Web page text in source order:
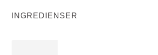
INGREDIENSER